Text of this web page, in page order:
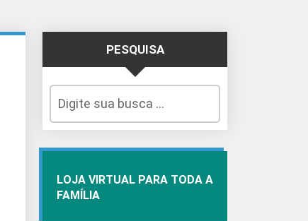
PESQUISA
LOJA VIRTUAL PARA TODA A
FAMÍLIA